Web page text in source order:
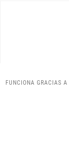
FUNCIONA GRACIAS A